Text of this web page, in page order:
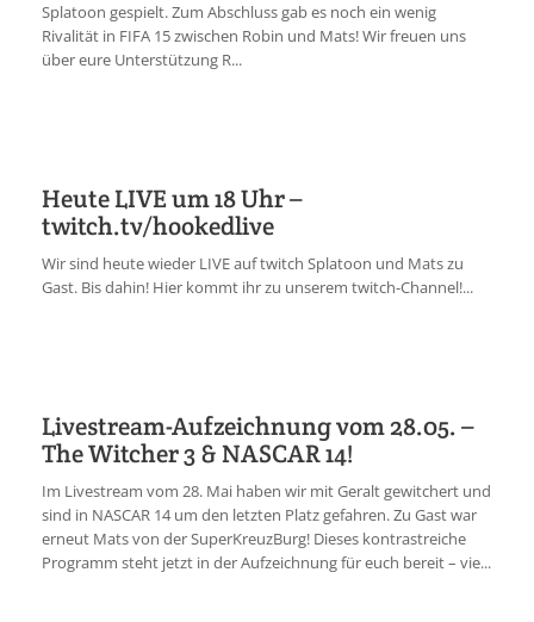
Splatoon gespielt. Zum Abschluss gab es noch ein wenig
Rivalität in FIFA 15 zwischen Robin und Mats! Wir freuen uns
über eure Unterstützung R...
Heute LIVE um 18 Uhr –
twitch.tv/hookedlive
Wir sind heute wieder LIVE auf twitch Splatoon und Mats zu
Gast. Bis dahin! Hier kommt ihr zu unserem twitch-Channel!...
Livestream-Aufzeichnung vom 28.05. –
The Witcher 3 & NASCAR 14!
Im Livestream vom 28. Mai haben wir mit Geralt gewitchert und
sind in NASCAR 14 um den letzten Platz gefahren. Zu Gast war
erneut Mats von der SuperKreuzBurg! Dieses kontrastreiche
Programm steht jetzt in der Aufzeichnung für euch bereit – vie...